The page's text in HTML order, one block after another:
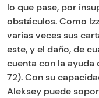
lo que pase, por
obstáculos. Como
varias veces sus
este, y el daño, de
cuenta con la ayuda
72). Con su
Aleksey puede